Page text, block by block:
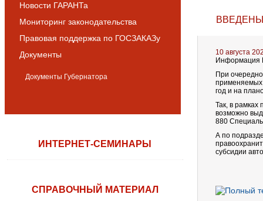
Новости ГАРАНТа
Мониторинг законодательства
Правовая поддержка по ГОСЗАКАЗу
Документы
Документы Губернатора
ИНТЕРНЕТ-СЕМИНАРЫ
СПРАВОЧНЫЙ МАТЕРИАЛ
10 августа
Информация
При
применяемых
год и на
Так, в
возможно
880
А по
субсидии